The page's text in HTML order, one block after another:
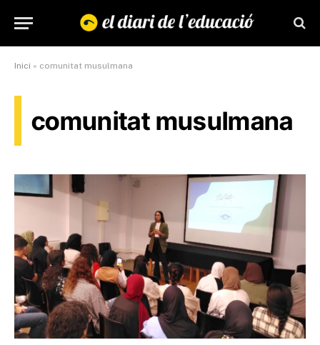
Inici » comunitat musulmana
comunitat musulmana